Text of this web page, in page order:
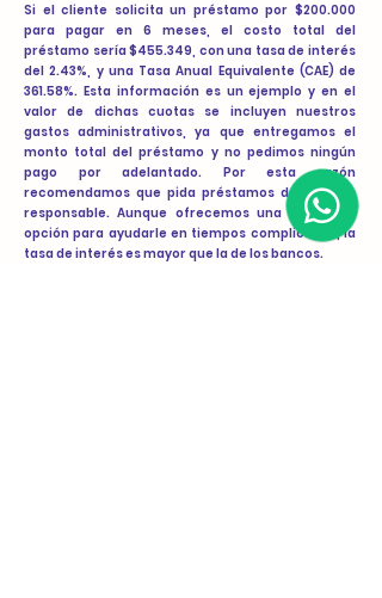
Si el cliente solicita un préstamo por $200.000
para pagar en 6 meses, el costo total del
préstamo sería $455.349, con una tasa de interés
del 2.43%, y una Tasa Anual Equivalente (CAE) de
361.58%. Esta información es un ejemplo y en el
valor de dichas cuotas se incluyen nuestros
gastos administrativos, ya que entregamos el
monto total del préstamo y no pedimos ningún
pago por adelantado. Por esta razón
recomendamos que pida préstamos de manera
responsable. Aunque ofrecemos una excelente
opción para ayudarle en tiempos complicados, la
tasa de interés es mayor que la de los bancos.